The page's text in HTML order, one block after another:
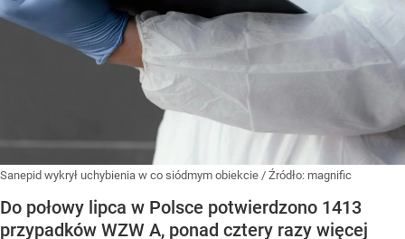
Sanepid wykrył uchybienia w co siódmym obiekcie / Źródło: magnific
Do połowy lipca w Polsce potwierdzono 1413
przypadków WZW A, ponad cztery razy więcej